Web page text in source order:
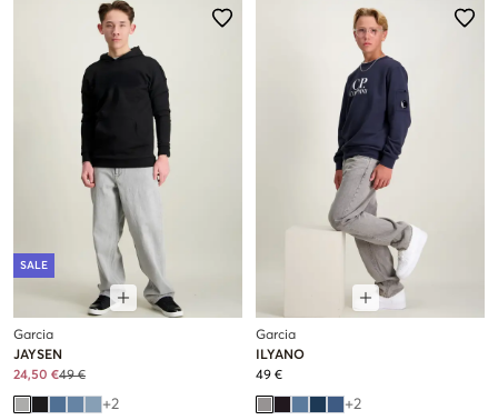
SALE
Garcia
JAYSEN
24,50 €49 €
+2
Garcia
ILYANO
49 €
+2